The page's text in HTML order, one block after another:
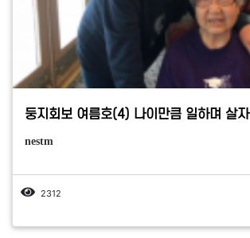
둥지회보 여름호(4) 나이만큼 일하며 살자
nestm
2312